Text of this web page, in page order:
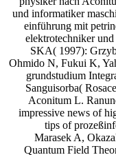
und informatiker
einführung mit
elektrotechniker
SKA( 1997):
Ohmido N, Fukui K,
grundstudium
Sanguisorba(
Aconitum L.
impressive news of
tips of
Marasek A,
Quantum Field